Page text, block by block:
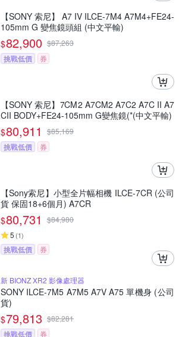
【SONY 索尼】 A7 IV ILCE-7M4 A7M4+FE24-
105mm G 變焦鏡頭組 (中文平輸)
$82,900 $87,263
挑戰低價
券
【SONY 索尼】7CM2 A7CM2 A7C2 A7C II A7
CII BODY+FE24-105mm G變焦鏡(*(中文平輸)
$80,911 $85,169
挑戰低價
券
【Sony索尼】小型全片幅相機 ILCE-7CR (公司
貨 保固18+6個月) A7CR
$80,731 $84,980
5 (1)
挑戰低價 券
新 BIONZ XR2 影像處理器
SONY ILCE-7M5 A7M5 A7V A75 單機身 (公司
貨)
$79,813 $82,281
挑戰低價
券